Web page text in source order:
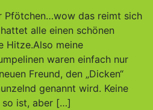
Pfötchen…wow das reimt sich
alle einen schönen
Hitze.Also meine
waren einfach nur
Freund, den „Dicken“
genannt wird. Keine
so ist, aber […]